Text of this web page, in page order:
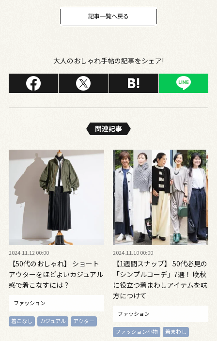
記事一覧へ戻る
大人のおしゃれ手帖の記事をシェア!
関連記事
2024.11.12 00:00
【50代のおしゃれ】 ショート
アウターをほどよいカジュアル
感で着こなすには？
ファッション
着こなし カジュアル アウター
2024.11.10 00:00
【1週間スナップ】 50代必見の
「シンプルコーデ」7選！ 晩秋
に役立つ着まわしアイテムを味
方につけて
ファッション
ファッション小物
着まわし